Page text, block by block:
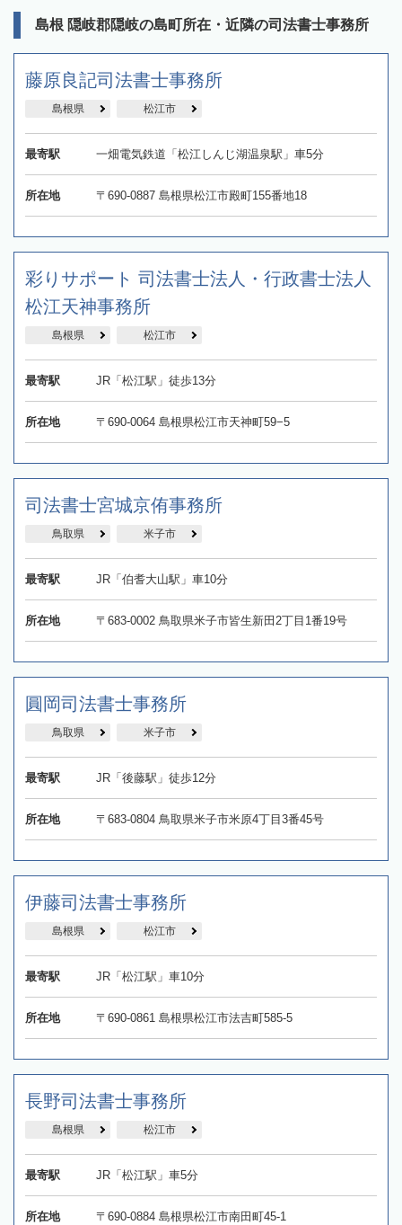
島根 隠岐郡隠岐の島町所在・近隣の司法書士事務所
藤原良記司法書士事務所
島根県 松江市
最寄駅 一畑電気鉄道「松江しんじ湖温泉駅」車5分
所在地 〒690-0887 島根県松江市殿町155番地18
彩りサポート 司法書士法人・行政書士法人
松江天神事務所
島根県 松江市
最寄駅 JR「松江駅」徒歩13分
所在地 〒690-0064 島根県松江市天神町59−5
司法書士宮城京侑事務所
鳥取県 米子市
最寄駅 JR「伯耆大山駅」車10分
所在地 〒683-0002 鳥取県米子市皆生新田2丁目1番19号
圓岡司法書士事務所
鳥取県 米子市
最寄駅 JR「後藤駅」徒歩12分
所在地 〒683-0804 鳥取県米子市米原4丁目3番45号
伊藤司法書士事務所
島根県 松江市
最寄駅 JR「松江駅」車10分
所在地 〒690-0861 島根県松江市法吉町585-5
長野司法書士事務所
島根県 松江市
最寄駅 JR「松江駅」車5分
所在地 〒690-0884 島根県松江市南田町45-1